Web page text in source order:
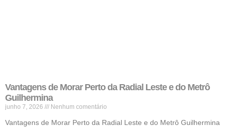
Vantagens de Morar Perto da Radial Leste e do Metrô
Guilhermina
junho 7, 2026 Nenhum comentário
Vantagens de Morar Perto da Radial Leste e do Metrô Guilhermina